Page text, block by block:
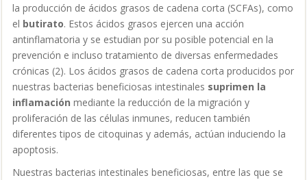
la producción de ácidos grasos de cadena corta (SCFAs), como
el butirato. Estos ácidos grasos ejercen una acción
antinflamatoria y se estudian por su posible potencial en la
prevención e incluso tratamiento de diversas enfermedades
crónicas (2). Los ácidos grasos de cadena corta producidos por
nuestras bacterias beneficiosas intestinales suprimen la
inflamación mediante la reducción de la migración y
proliferación de las células inmunes, reducen también
diferentes tipos de citoquinas y además, actúan induciendo la
apoptosis.
Nuestras bacterias intestinales beneficiosas, entre las que se